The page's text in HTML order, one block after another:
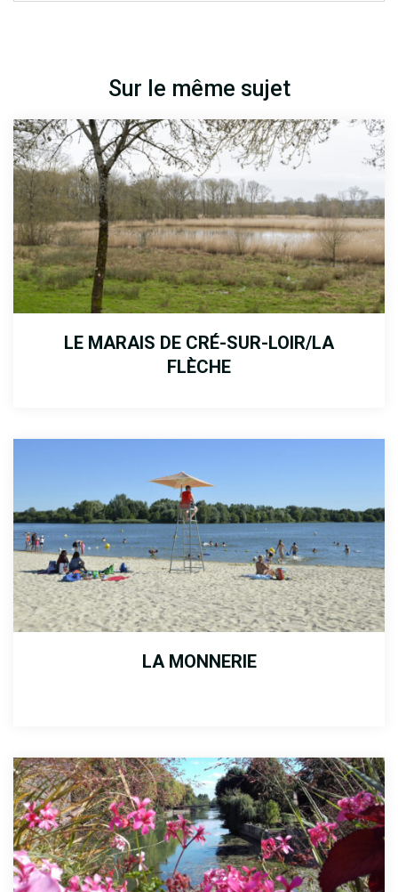
Sur le même sujet
LE MARAIS DE CRÉ-SUR-LOIR/LA
FLÈCHE
LA MONNERIE